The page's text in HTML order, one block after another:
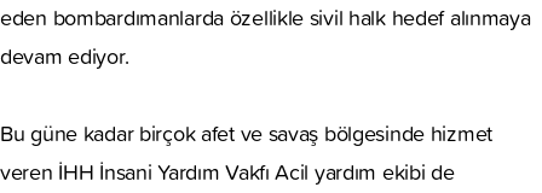
eden bombardımanlarda özellikle sivil halk hedef alınmaya
devam ediyor.
Bu güne kadar birçok afet ve savaş bölgesinde hizmet
veren İHH İnsani Yardım Vakfı Acil yardım ekibi de